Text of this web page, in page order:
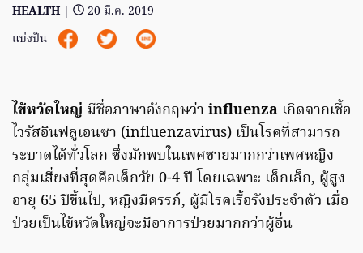
HEALTH |
20 มี.ค. 2019
แบ่งปัน
ไข้หวัดใหญ่ มีชื่อภาษาอังกฤษว่า influenza เกิดจากเชื้อ
ไวรัสอินฟลูเอนซา (influenzavirus) เป็นโรคที่สามารถ
ระบาดได้ทั่วโลก ซึ่งมักพบในเพศชายมากกว่าเพศหญิง
กลุ่มเสี่ยงที่สุดคือเด็กวัย 0-4 ปี โดยเฉพาะ เด็กเล็ก, ผู้สูง
อายุ 65 ปีขึ้นไป, หญิงมีครรภ์, ผู้มีโรคเรื้อรังประจำตัว เมื่อ
ป่วยเป็นไข้หวัดใหญ่จะมีอาการป่วยมากกว่าผู้อื่น